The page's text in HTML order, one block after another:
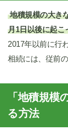
地積規模の大き
月1日以後に起こ
2017年以前に行
相続には、従前
「地積規模
る方法